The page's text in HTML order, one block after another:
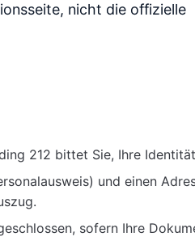
nicht die offizielle
212 bittet Sie, Ihre
und einen
sofern Ihre